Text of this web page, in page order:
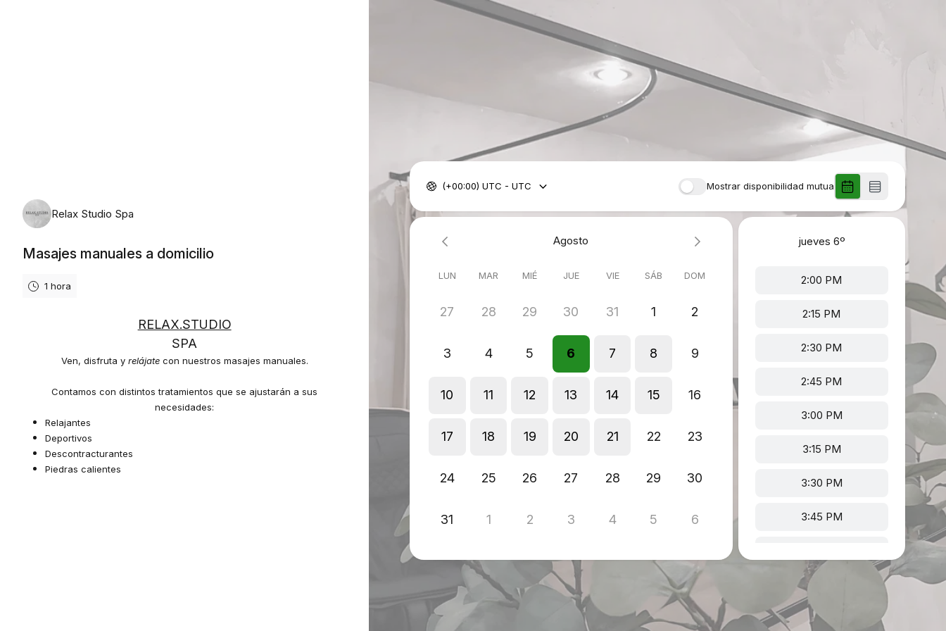
Relax Studio Spa
Masajes manuales a domicilio
1 hora
RELAX.STUDIO
SPA
Ven, disfruta y relájatecon nuestros masajes manuales.
Contamos con distintos tratamientos que se ajustarán a sus
necesidades:
Relajantes
Deportivos
Descontracturantes
Piedras calientes
Mostrar disponibilidad mutua
(+00:00) UTC - UTC
Agosto
LUN MAR MIÉ JUE VIE SÁB DOM
27 28 29 30 31 1 2
3 4 5 6 7 8 9
10 11 12 13 14 15 16
17 18 19 20 21 22 23
24 25 26 27 28 29 30
31 1 2 3 4 5 6
jueves 6º
2:00 PM
2:15 PM
2:30 PM
2:45 PM
3:00 PM
3:15 PM
3:30 PM
3:45 PM
4:15 PM
4:30 PM